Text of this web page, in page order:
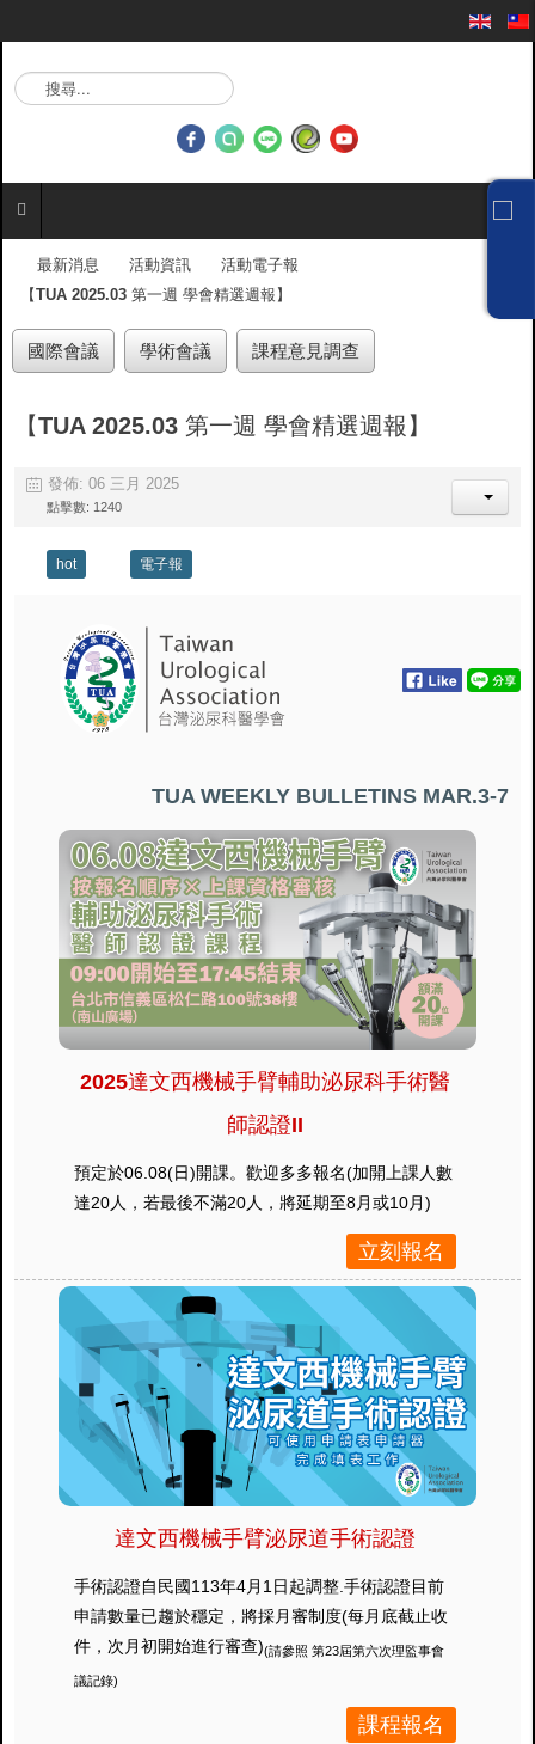
搜
尋
.
最新消息 活動資訊
活動電子報
【TUA 2025.03 第一週 學會精選週報】
國際會議 學術會議 課程意見調查
【TUA 2025.03 第一週 學會精選週報】
發佈: 06 三月 2025
點擊數: 1240
hot 電子報
TUA WEEKLY BULLETINS MAR.3-7
2025達文西機械手臂輔助泌尿科手術醫
師認證II
預定於06.08(日)開課。歡迎多多報名(加開上課人數
達20人，若最後不滿20人，將延期至8月或10月)
立刻報名
達文西機械手臂泌尿道手術認證
手術認證自民國113年4月1日起調整.手術認證目前
申請數量已趨於穩定，將採月審制度(每月底截止收
件，次月初開始進行審查)(請參照 第23屆第六次理監事會
議記錄)
課程報名